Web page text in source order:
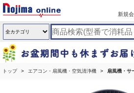
新規
トップ エアコン・扇風機・空気清浄機 扇風機・サ